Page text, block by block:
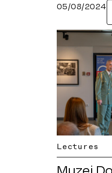
05/08/2024
Lectures